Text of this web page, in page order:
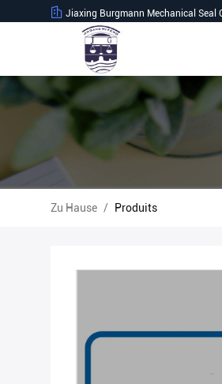
Jiaxing Burgmann Mechanical Seal
Zu Hause / Produits